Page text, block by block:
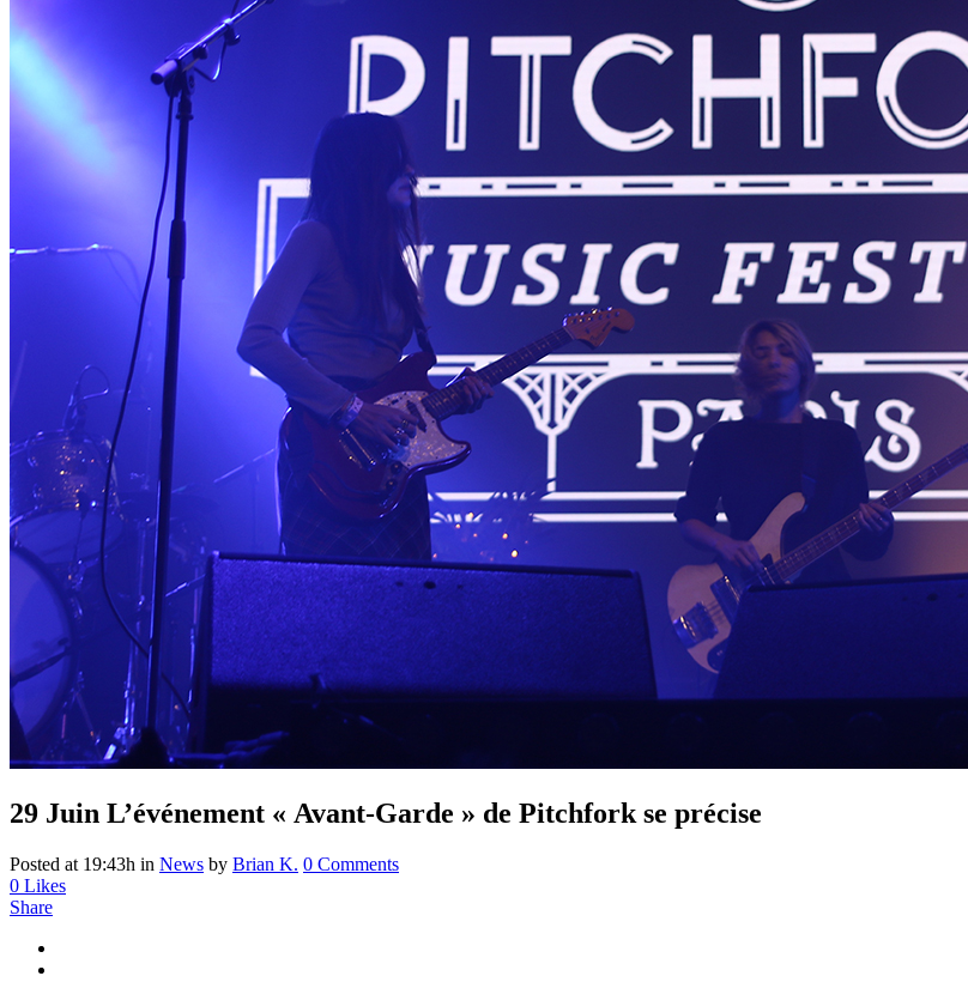
29 Juin L’événement « Avant-Garde » de Pitchfork se précise
Posted at 19:43h in News by Brian K. 0 Comments
0 Likes
Share